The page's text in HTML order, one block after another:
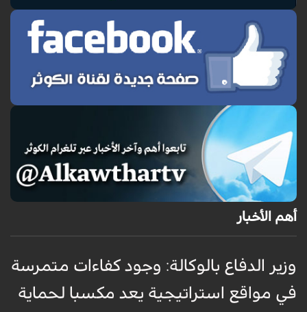
أهم الأخبار
وزير الدفاع بالوكالة: وجود كفاءات متمرسة
في مواقع استراتيجية يعد مكسبا لحماية